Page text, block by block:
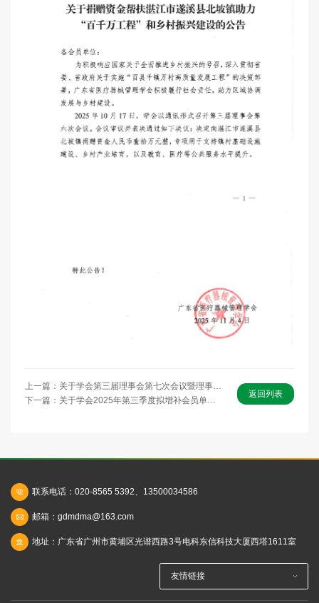
上一篇：关于学会第三届理事会第七次会议暨理事会成员团建拓展活动的通知
下一篇：关于学会2025年第三季度拟增补会员单位公示的通知
返回列表
联系电话：020-8565 5392、13500034586
邮箱：gdmdma@163.com
地址：广东省广州市黄埔区光谱西路3号电科东信科技大厦西塔1611室
友情链接